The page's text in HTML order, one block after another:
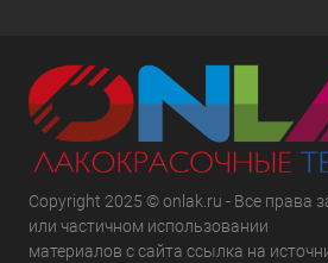
Copyright 2025 © onlak.ru - Все права
или частичном использовании
материалов с сайта ссылка на